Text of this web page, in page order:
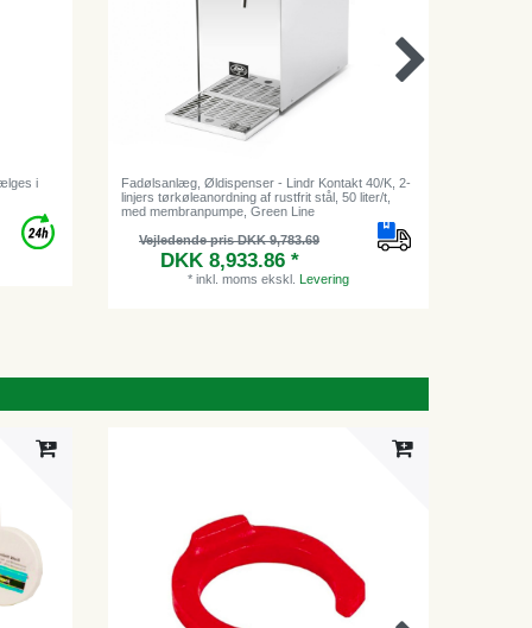
i
Fadølsanlæg, Øldispenser - Lindr Kontakt 40/K, 2-
linjers tørkøleanordning af rustfrit stål, 50 liter/t,
med membranpumpe, Green Line
Vejledende pris DKK 9,783.69
DKK 8,933.86 *
* inkl. moms ekskl. Levering